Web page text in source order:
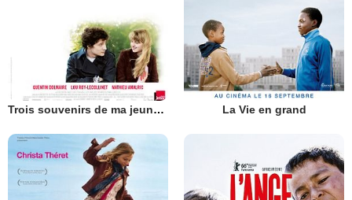
Trois souvenirs de ma jeunesse La Vie en grand